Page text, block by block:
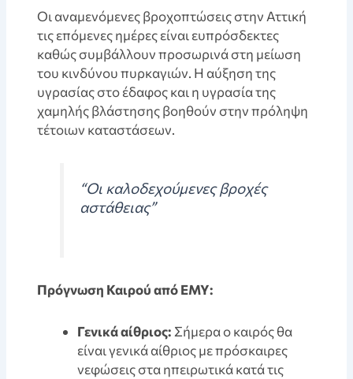
Οι αναμενόμενες βροχοπτώσεις στην Αττική
τις επόμενες ημέρες είναι ευπρόσδεκτες
καθώς συμβάλλουν προσωρινά στη μείωση
του κινδύνου πυρκαγιών. Η αύξηση της
υγρασίας στο έδαφος και η υγρασία της
χαμηλής βλάστησης βοηθούν στην πρόληψη
τέτοιων καταστάσεων.
“Οι καλοδεχούμενες βροχές
αστάθειας”
Πρόγνωση Καιρού από ΕΜΥ:
Γενικά αίθριος:Σήμερα ο καιρός θα
είναι γενικά αίθριος με πρόσκαιρες
νεφώσεις στα ηπειρωτικά κατά τις